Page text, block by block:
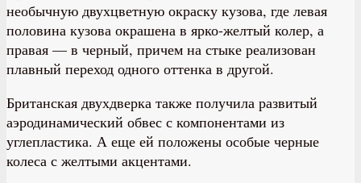
необычную двухцветную окраску кузова, где левая
половина кузова окрашена в ярко-желтый колер, а
правая — в черный, причем на стыке реализован
плавный переход одного оттенка в другой.
Британская двухдверка также получила развитый
аэродинамический обвес с компонентами из
углепластика. А еще ей положены особые черные
колеса с желтыми акцентами.